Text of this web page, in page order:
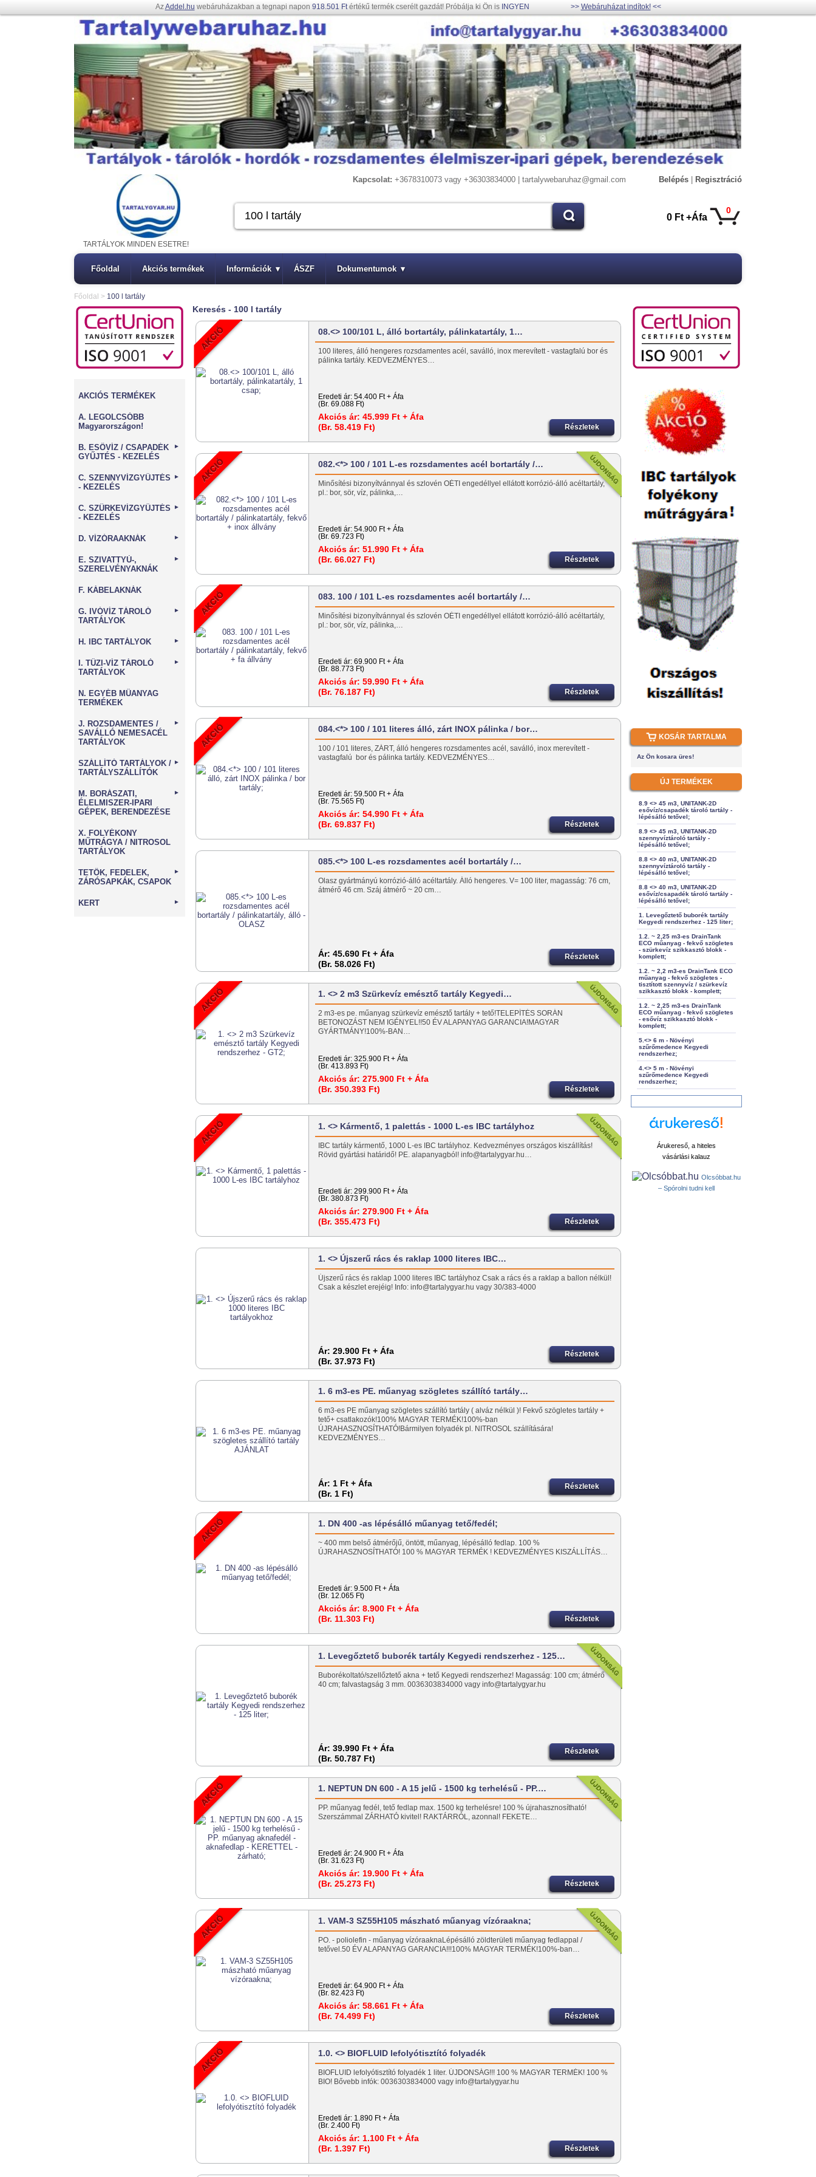
AzAddel.hu webáruházakban a tegnapi napon 918.501 Ftértékű termék cserélt gazdát! Próbálja ki Ön is INGYEN >> Webáruházat indítok!<<
Kapcsolat: +3678310073 vagy +36303834000 | tartalywebaruhaz@gmail.com Belépés Regisztráció
0
0 Ft +Áfa
TARTÁLYOK MINDEN ESETRE!
Főoldal Akciós termékek Információk ▾ ÁSZF Dokumentumok ▾
Főoldal > 100 l tartály
AKCIÓS TERMÉKEK
A. LEGOLCSÓBB
Magyarországon!
B. ESŐVÍZ / CSAPADÉK
GYŰJTÉS - KEZELÉS
►
C. SZENNYVÍZGYŰJTÉS
- KEZELÉS
►
C. SZÜRKEVÍZGYŰJTÉS
- KEZELÉS
►
D. VÍZÓRAAKNÁK ►
E. SZIVATTYÚ-,
SZERELVÉNYAKNÁK
►
F. KÁBELAKNÁK
G. IVÓVÍZ TÁROLÓ
TARTÁLYOK
►
H. IBC TARTÁLYOK ►
I. TŰZI-VÍZ TÁROLÓ
TARTÁLYOK
►
N. EGYÉB MŰANYAG
TERMÉKEK
J. ROZSDAMENTES /
SAVÁLLÓ NEMESACÉL
TARTÁLYOK
►
SZÁLLÍTÓ TARTÁLYOK /
TARTÁLYSZÁLLÍTÓK
►
M. BORÁSZATI,
ÉLELMISZER-IPARI
GÉPEK, BERENDEZÉSE
►
X. FOLYÉKONY
MŰTRÁGYA / NITROSOL
TARTÁLYOK
TETŐK, FEDELEK,
ZÁRÓSAPKÁK, CSAPOK
►
KERT ►
Keresés - 100 l tartály
08.<> 100/101 L, álló bortartály, pálinkatartály, 1…
100 literes, álló hengeres rozsdamentes acél, saválló, inox merevített - vastagfalú bor és
pálinka tartály. KEDVEZMÉNYES…
Eredeti ár: 54.400 Ft + Áfa
(Br. 69.088 Ft)
Akciós ár: 45.999 Ft + Áfa
(Br. 58.419 Ft)
Részletek
082.<*> 100 / 101 L-es rozsdamentes acél bortartály /…
Minősítési bizonyítvánnyal és szlovén OÉTI engedéllyel ellátott korrózió-álló acéltartály,
pl.: bor, sör, víz, pálinka,…
Eredeti ár: 54.900 Ft + Áfa
(Br. 69.723 Ft)
Akciós ár: 51.990 Ft + Áfa
(Br. 66.027 Ft)
Részletek
083. 100 / 101 L-es rozsdamentes acél bortartály /…
Minősítési bizonyítvánnyal és szlovén OÉTI engedéllyel ellátott korrózió-álló acéltartály,
pl.: bor, sör, víz, pálinka,…
Eredeti ár: 69.900 Ft + Áfa
(Br. 88.773 Ft)
Akciós ár: 59.990 Ft + Áfa
(Br. 76.187 Ft)
Részletek
084.<*> 100 / 101 literes álló, zárt INOX pálinka / bor…
100 / 101 literes, ZÁRT, álló hengeres rozsdamentes acél, saválló, inox merevített -
vastagfalú bor és pálinka tartály. KEDVEZMÉNYES…
Eredeti ár: 59.500 Ft + Áfa
(Br. 75.565 Ft)
Akciós ár: 54.990 Ft + Áfa
(Br. 69.837 Ft)
Részletek
085.<*> 100 L-es rozsdamentes acél bortartály /…
Olasz gyártmányú korrózió-álló acéltartály. Álló hengeres. V= 100 liter, magasság: 76 cm,
átmérő 46 cm. Száj átmérő ~ 20 cm…
Ár: 45.690 Ft + Áfa
(Br. 58.026 Ft)
Részletek
1. <> 2 m3 Szürkevíz emésztő tartály Kegyedi…
2 m3-es pe. műanyag szürkevíz emésztő tartály + tető!TELEPÍTÉS SORÁN
BETONOZÁST NEM IGÉNYEL!!50 ÉV ALAPANYAG GARANCIA!MAGYAR
GYÁRTMÁNY!100%-BAN…
Eredeti ár: 325.900 Ft + Áfa
(Br. 413.893 Ft)
Akciós ár: 275.900 Ft + Áfa
(Br. 350.393 Ft)
Részletek
1. <> Kármentő, 1 palettás - 1000 L-es IBC tartályhoz
IBC tartály kármentő, 1000 L-es IBC tartályhoz. Kedvezményes országos kiszállítás!
Rövid gyártási határidő! PE. alapanyagból! info@tartalygyar.hu…
Eredeti ár: 299.900 Ft + Áfa
(Br. 380.873 Ft)
Akciós ár: 279.900 Ft + Áfa
(Br. 355.473 Ft)
Részletek
1. <> Újszerű rács és raklap 1000 literes IBC…
Újszerű rács és raklap 1000 literes IBC tartályhoz Csak a rács és a raklap a ballon nélkül!
Csak a készlet erejéig! Info: info@tartalygyar.hu vagy 30/383-4000
Ár: 29.900 Ft + Áfa
(Br. 37.973 Ft)
Részletek
1. 6 m3-es PE. műanyag szögletes szállító tartály…
6 m3-es PE műanyag szögletes szállító tartály ( alváz nélkül )! Fekvő szögletes tartály +
tető+ csatlakozók!100% MAGYAR TERMÉK!100%-ban
ÚJRAHASZNOSÍTHATÓ!Bármilyen folyadék pl. NITROSOL szállítására!
KEDVEZMÉNYES…
Ár: 1 Ft + Áfa
(Br. 1 Ft)
Részletek
1. DN 400 -as lépésálló műanyag tető/fedél;
~ 400 mm belső átmérőjű, öntött, műanyag, lépésálló fedlap. 100 %
ÚJRAHASZNOSÍTHATÓ! 100 % MAGYAR TERMÉK ! KEDVEZMÉNYES KISZÁLLÍTÁS…
Eredeti ár: 9.500 Ft + Áfa
(Br. 12.065 Ft)
Akciós ár: 8.900 Ft + Áfa
(Br. 11.303 Ft)
Részletek
1. Levegőztető buborék tartály Kegyedi rendszerhez - 125…
Buborékoltató/szellőztető akna + tető Kegyedi rendszerhez! Magasság: 100 cm; átmérő
40 cm; falvastagság 3 mm. 0036303834000 vagy info@tartalygyar.hu
Ár: 39.990 Ft + Áfa
(Br. 50.787 Ft)
Részletek
1. NEPTUN DN 600 - A 15 jelű - 1500 kg terhelésű - PP.…
PP. műanyag fedél, tető fedlap max. 1500 kg terhelésre! 100 % újrahasznosítható!
Szerszámmal ZÁRHATÓ kivitel! RAKTÁRRÓL, azonnal! FEKETE…
Eredeti ár: 24.900 Ft + Áfa
(Br. 31.623 Ft)
Akciós ár: 19.900 Ft + Áfa
(Br. 25.273 Ft)
Részletek
1. VAM-3 SZ55H105 mászható műanyag vízóraakna;
PO. - poliolefin - műanyag vízóraaknaLépésálló zöldterületi műanyag fedlappal /
tetővel.50 ÉV ALAPANYAG GARANCIA!!!100% MAGYAR TERMÉK!100%-ban…
Eredeti ár: 64.900 Ft + Áfa
(Br. 82.423 Ft)
Akciós ár: 58.661 Ft + Áfa
(Br. 74.499 Ft)
Részletek
1.0. <> BIOFLUID lefolyótisztító folyadék
BIOFLUID lefolyótisztító folyadék 1 liter. ÚJDONSÁG!!! 100 % MAGYAR TERMÉK! 100 %
BIO! Bővebb infók: 0036303834000 vagy info@tartalygyar.hu
Eredeti ár: 1.890 Ft + Áfa
(Br. 2.400 Ft)
Akciós ár: 1.100 Ft + Áfa
(Br. 1.397 Ft)
Részletek
KOSÁR TARTALMA
Az Ön kosara üres!
ÚJ TERMÉKEK
8.9 <> 45 m3, UNITANK-2D
esővíz/csapadék tároló tartály -
lépésálló tetővel;
8.9 <> 45 m3, UNITANK-2D
szennyvíztároló tartály -
lépésálló tetővel;
8.8 <> 40 m3, UNITANK-2D
szennyvíztároló tartály -
lépésálló tetővel;
8.8 <> 40 m3, UNITANK-2D
esővíz/csapadék tároló tartály -
lépésálló tetővel;
1. Levegőztető buborék tartály
Kegyedi rendszerhez - 125 liter;
1.2. ~ 2,25 m3-es DrainTank
ECO műanyag - fekvő szögletes
- szürkevíz szikkasztó blokk -
komplett;
1.2. ~ 2,2 m3-es DrainTank ECO
műanyag - fekvő szögletes -
tisztított szennyvíz / szürkevíz
szikkasztó blokk - komplett;
1.2. ~ 2,25 m3-es DrainTank
ECO műanyag - fekvő szögletes
- esővíz szikkasztó blokk -
komplett;
5.<> 6 m - Növényi
szűrőmedence Kegyedi
rendszerhez;
4.<> 5 m - Növényi
szűrőmedence Kegyedi
rendszerhez;
Árukereső, a hiteles
vásárlási kalauz
Olcsóbbat.hu
– Spórolni tudni kell